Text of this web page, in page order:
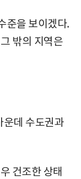
준을 보이겠다.
밖의 지역은
운데 수도권과
건조한 상태